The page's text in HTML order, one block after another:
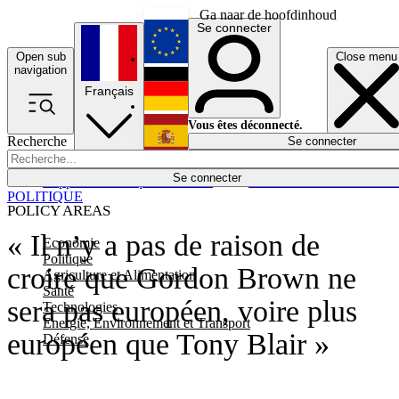
Ga naar de hoofdinhoud
Open sub
navigation
Close menu
Recherche
Se connecter
POLICY AREAS
Economie
Politique
Agriculture et Alimentation
Santé
Technologies
Energie, Environnement et Transport
Défense
Économie
Français
English
Deutsch
Español
Se connecter
Vous êtes déconnecté.
Se connecter
« Il n’y a pas de raison de
croire que Gordon Brown ne
sera pas européen, voire plus
européen que Tony Blair »
POLITIQUE